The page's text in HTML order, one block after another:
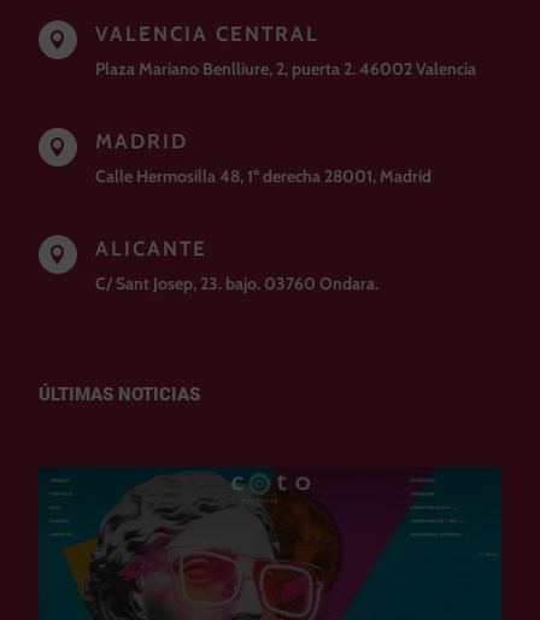
 VALENCIA CENTRAL
Plaza Mariano Benlliure, 2, puerta 2. 46002 Valencia
 MADRID
Calle Hermosilla 48, 1º derecha 28001, Madrid
 ALICANTE
C/ Sant Josep, 23. bajo. 03760 Ondara.
ÚLTIMAS NOTICIAS